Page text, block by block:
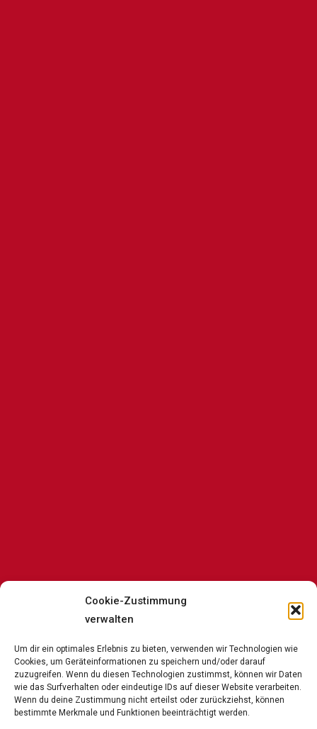
Cookie-Zustimmung
verwalten
Um dir ein optimales Erlebnis zu bieten, verwenden wir Technologien wie
Cookies, um Geräteinformationen zu speichern und/oder darauf
zuzugreifen. Wenn du diesen Technologien zustimmst, können wir Daten
wie das Surfverhalten oder eindeutige IDs auf dieser Website verarbeiten.
Wenn du deine Zustimmung nicht erteilst oder zurückziehst, können
bestimmte Merkmale und Funktionen beeinträchtigt werden.
Geschäftsmodell
Wir verstehen uns als Brücke zwischen
Herstellern und dem lokalen Handel. Retailer,
Etailer, Integratoren und Value Added Reseller
sind unsere Kunden. Wir kennen